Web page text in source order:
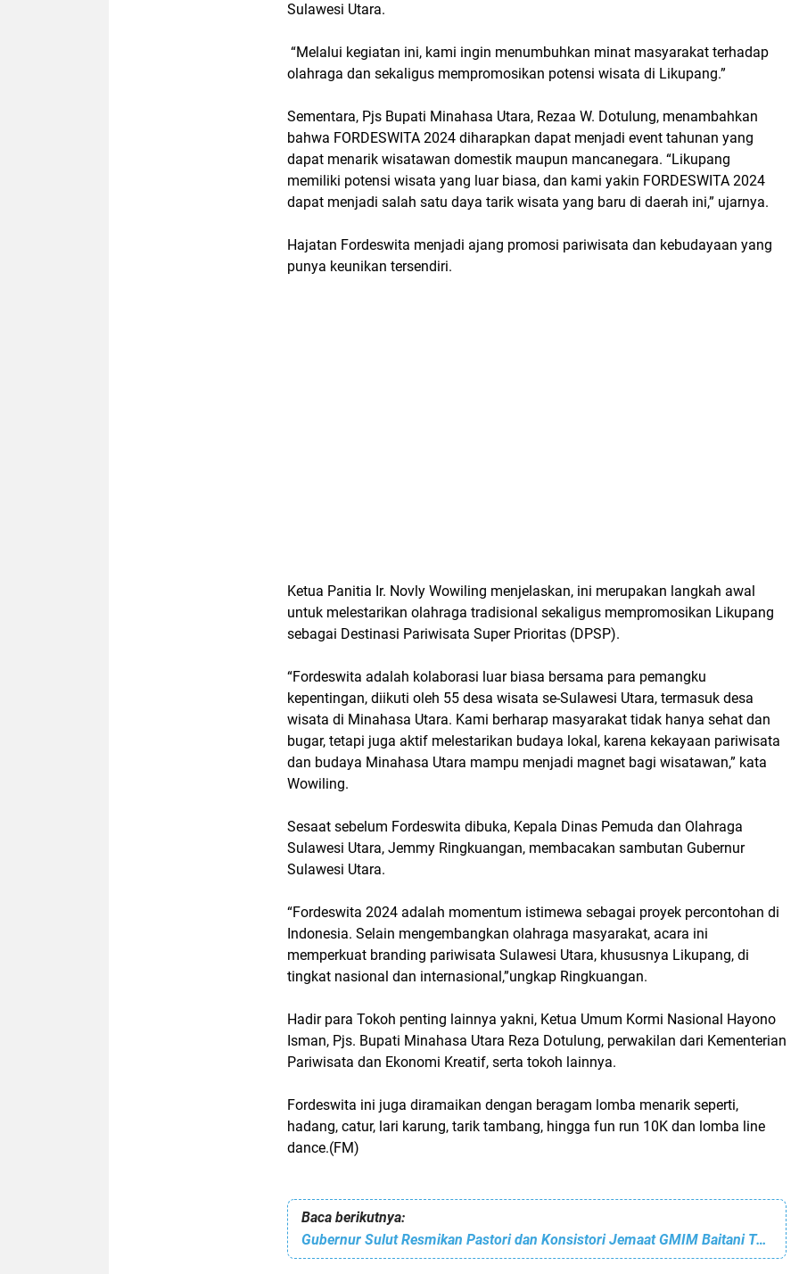
Sulawesi Utara.
“Melalui kegiatan ini, kami ingin menumbuhkan minat masyarakat terhadap
olahraga dan sekaligus mempromosikan potensi wisata di Likupang.”
Sementara, Pjs Bupati Minahasa Utara, Rezaa W. Dotulung, menambahkan
bahwa FORDESWITA 2024 diharapkan dapat menjadi event tahunan yang
dapat menarik wisatawan domestik maupun mancanegara. “Likupang
memiliki potensi wisata yang luar biasa, dan kami yakin FORDESWITA 2024
dapat menjadi salah satu daya tarik wisata yang baru di daerah ini,” ujarnya.
Hajatan Fordeswita menjadi ajang promosi pariwisata dan kebudayaan yang
punya keunikan tersendiri.
Ketua Panitia Ir. Novly Wowiling menjelaskan, ini merupakan langkah awal
untuk melestarikan olahraga tradisional sekaligus mempromosikan Likupang
sebagai Destinasi Pariwisata Super Prioritas (DPSP).
“Fordeswita adalah kolaborasi luar biasa bersama para pemangku
kepentingan, diikuti oleh 55 desa wisata se-Sulawesi Utara, termasuk desa
wisata di Minahasa Utara. Kami berharap masyarakat tidak hanya sehat dan
bugar, tetapi juga aktif melestarikan budaya lokal, karena kekayaan pariwisata
dan budaya Minahasa Utara mampu menjadi magnet bagi wisatawan,” kata
Wowiling.
Sesaat sebelum Fordeswita dibuka, Kepala Dinas Pemuda dan Olahraga
Sulawesi Utara, Jemmy Ringkuangan, membacakan sambutan Gubernur
Sulawesi Utara.
“Fordeswita 2024 adalah momentum istimewa sebagai proyek percontohan di
Indonesia. Selain mengembangkan olahraga masyarakat, acara ini
memperkuat branding pariwisata Sulawesi Utara, khususnya Likupang, di
tingkat nasional dan internasional,”ungkap Ringkuangan.
Hadir para Tokoh penting lainnya yakni, Ketua Umum Kormi Nasional Hayono
Isman, Pjs. Bupati Minahasa Utara Reza Dotulung, perwakilan dari Kementerian
Pariwisata dan Ekonomi Kreatif, serta tokoh lainnya.
Fordeswita ini juga diramaikan dengan beragam lomba menarik seperti,
hadang, catur, lari karung, tarik tambang, hingga fun run 10K dan lomba line
dance.(FM)
Baca berikutnya:
Gubernur Sulut Resmikan Pastori dan Konsistori Jemaat GMIM Baitani Tambun Likbar